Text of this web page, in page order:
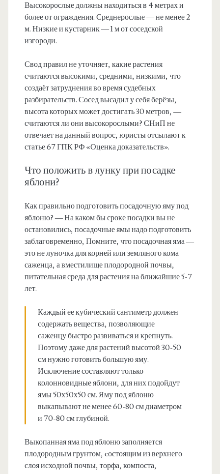
Высокорослые должны находиться в 4 метрах и
более от ограждения. Среднерослые — не менее 2
м. Низкие и кустарник — 1 м от соседской
изгороди.
Свод правил не уточняет, какие растения
считаются высокими, средними, низкими, что
создаёт затруднения во время судебных
разбирательств. Сосед высадил у себя берёзы,
высота которых может достигать 30 метров, —
считаются ли они высокорослыми? СНиП не
отвечает на данный вопрос, юристы отсылают к
статье 67 ГПК РФ «Оценка доказательств».
Что положить в лунку при посадке
яблони?
Как правильно подготовить посадочную яму под
яблоню? — На каком бы сроке посадки вы не
остановились, посадочные ямы надо подготовить
заблаговременно, Помните, что посадочная яма —
это не луночка для корней или земляного кома
саженца, а вместилище плодородной почвы,
питательная среда для растения на ближайшие 5-7
лет.
Каждый ее кубический сантиметр должен
содержать вещества, позволяющие
саженцу быстро развиваться и крепнуть.
Поэтому даже для растений высотой 30-50
см нужно готовить большую яму.
Исключение составляют только
колонновидные яблони, для них подойдут
ямы 50х50х50 см. Яму под яблоню
выкапывают не менее 60-80 см диаметром
и 70-80 см глубиной.
Выкопанная яма под яблоню заполняется
плодородным грунтом, cостоящим из верхнего
слоя исходной почвы, торфа, компоста,